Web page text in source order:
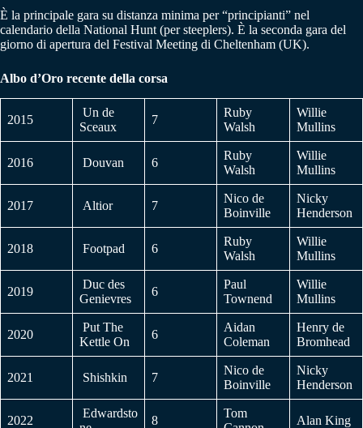
È la principale gara su distanza minima per “principianti” nel
calendario della National Hunt (per steeplers). È la seconda gara del
giorno di apertura del Festival Meeting di Cheltenham (UK).
Albo d’Oro recente della corsa
2015
Un de
Sceaux
7
Ruby
Walsh
Willie
Mullins
2016 Douvan 6
Ruby
Walsh
Willie
Mullins
2017 Altior 7
Nico de
Boinville
Nicky
Henderson
2018 Footpad 6
Ruby
Walsh
Willie
Mullins
2019
Duc des
Genievres
6
Paul
Townend
Willie
Mullins
2020
Put The
Kettle On
6
Aidan
Coleman
Henry de
Bromhead
2021 Shishkin 7
Nico de
Boinville
Nicky
Henderson
2022
Edwardsto
8
Tom
Alan King